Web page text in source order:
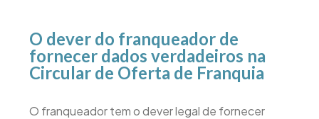
O dever do franqueador de
fornecer dados verdadeiros na
Circular de Oferta de Franquia
O franqueador tem o dever legal de fornecer